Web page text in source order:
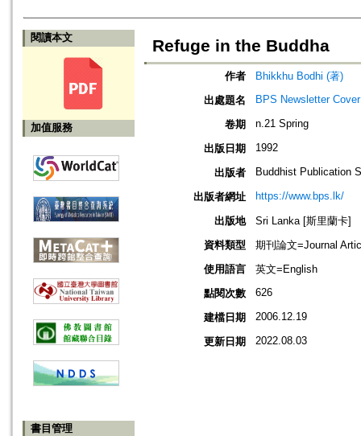
閱讀本文
加值服務
書目管理
Refuge in the Buddha
作者
Bhikkhu Bodhi (著)
出處題名
BPS Newsletter
卷期 n.21 Spring
出版日期 1992
出版者 Buddhist Publication
出版者網址 https://www.bps.lk/
出版地
Sri Lanka [斯里蘭卡]
資料類型
期刊論文=Journal
使用語言
英文=English
點閱次數
626
建檔日期 2006.12.19
更新日期 2022.08.03